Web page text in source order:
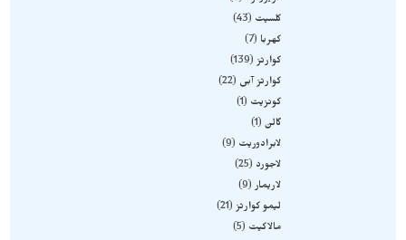
کلسیت
43
کهربا
7
کوارتز 139
کوارتز آبی
22
کونزیت
1
گالن 1
لابرادوریت
9
لاجورد
25
لاریمار 9
لیمو کوارتز 21
مالاکیت
5